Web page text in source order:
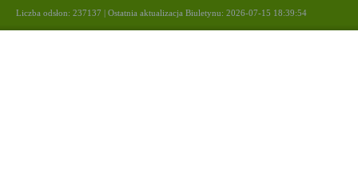
Liczba odsłon: 237137 | Ostatnia aktualizacja Biuletynu: 2026-07-15 18:39:54